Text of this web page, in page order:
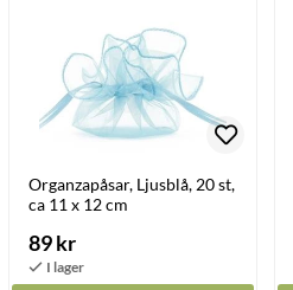
Organzapåsar, Ljusblå, 20 st,
ca 11 x 12 cm
89 kr